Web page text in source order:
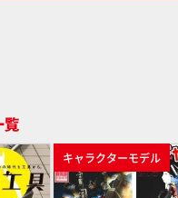
キャラクターモデル